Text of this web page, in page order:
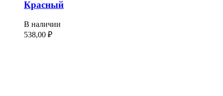
Красный
В наличии
538,00 ₽